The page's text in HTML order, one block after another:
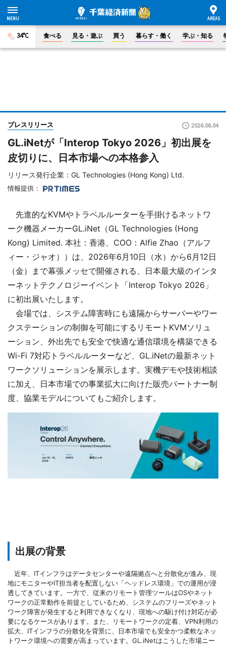
34°C 食べる 見る・遊ぶ 買う 暮らす・働く 学ぶ・知る
プレスリリース 2026.06.04
GL.iNetが「Interop Tokyo 2026」初出展を
皮切りに、日本市場への本格参入
リリース発行企業：GL Technologies (Hong Kong) Ltd.
情報提供：
先進的なKVMやトラベルルーターを手掛けるネットワ
ーク機器メーカーGL.iNet（GL Technologies (Hong
Kong) Limited. 本社：香港、COO：Alfie Zhao（アルフ
ィー・ジャオ））は、2026年6月10日（水）から6月12日
（金）まで幕張メッセで開催される、日本最大級のインタ
ーネットテクノロジーイベント「Interop Tokyo 2026」
に初出展いたします。
会場では、システム障害時にも遠隔からサーバーやワー
クステーションの制御を可能にするリモートKVMソリュ
ーション、外出先でも安全で快適な通信環境を構築できる
Wi-Fi 7対応トラベルルーターなど、GL.iNetの最新ネット
ワークソリューションを展示します。実機デモや技術相談
に加え、日本市場での事業拡大に向けた販売パートナー制
度、協業モデルについてもご紹介します。
出展の背景
近年、ITインフラはデータセンターや遠隔拠点へと分散化が進み、現
地にモニターやIT担当者を配置しない「ヘッドレス環境」での運用が浸
透してきています。一方で、従来のリモート管理ツールはOSやネット
ワークの正常動作を前提としているため、システムのフリーズやネット
ワーク障害が発生すると利用できなくなり、現地への駆け付け対応が必
要になるケースがあります。また、リモートワークの定着、VPN利用の
拡大、ITインフラの分散化を背景に、日本市場でも安全かつ柔軟なネッ
トワーク環境への需要が高まっています。GL.iNetはこうした市場ニー